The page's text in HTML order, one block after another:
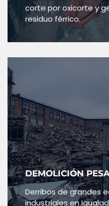
corte por oxicorte y
residuo férrico.
DEMOLICIÓN
Derribos de grandes
industriales en